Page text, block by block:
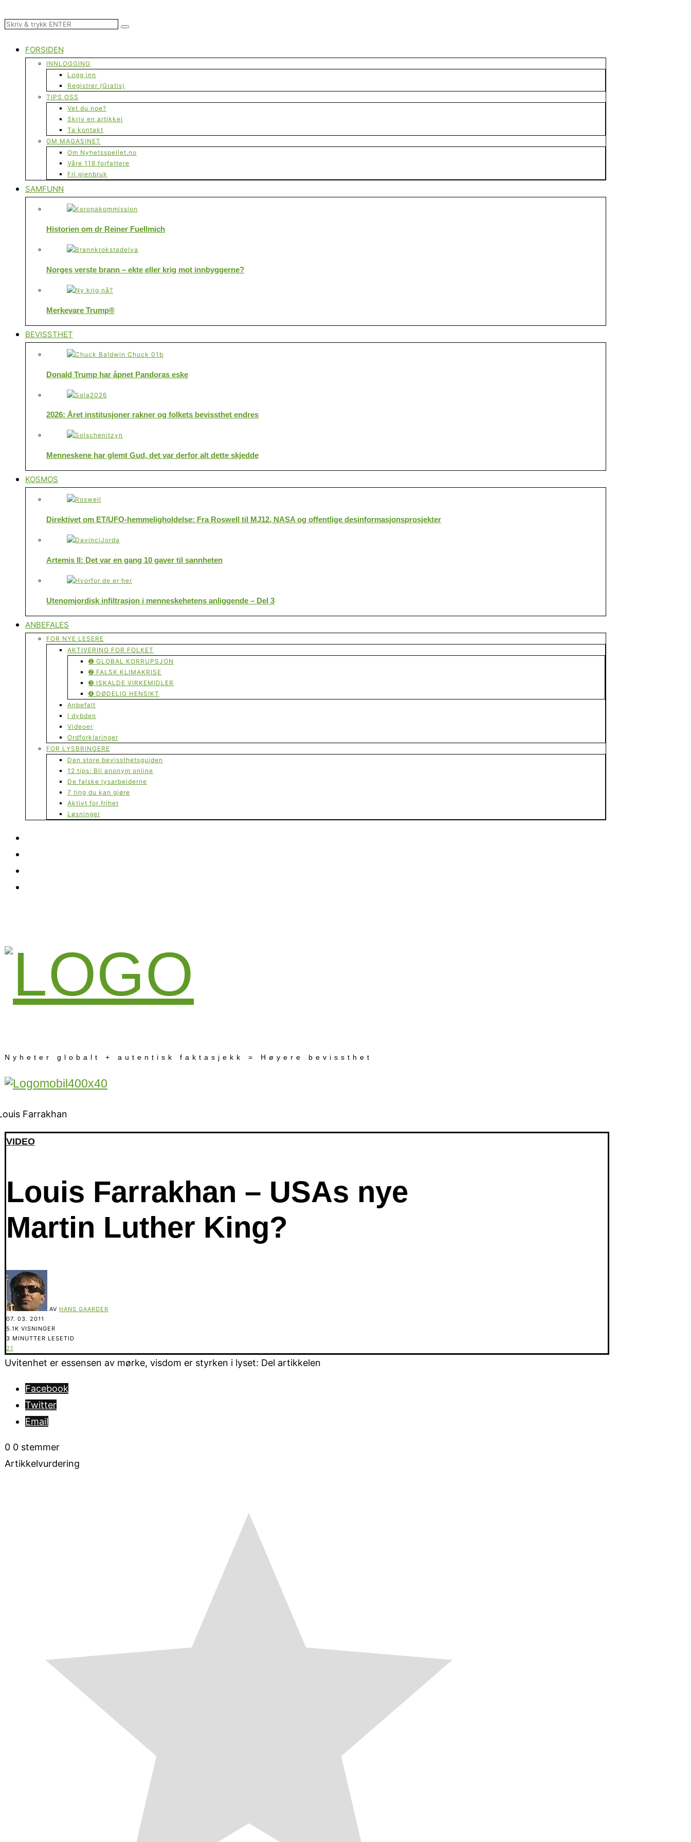
FORSIDEN
INNLOGGING
Logg inn
Registrer (Gratis)
TIPS OSS
Vet du noe?
Skriv en artikkel
Ta kontakt
OM MAGASINET
Om Nyhetsspeilet.no
Våre 118 forfattere
Fri gjenbruk
SAMFUNN
Historien om dr Reiner Fuellmich
Norges verste brann – ekte eller krig mot innbyggerne?
Merkevare Trump®
BEVISSTHET
Donald Trump har åpnet Pandoras eske
2026: Året institusjoner rakner og folkets bevissthet endres
Menneskene har glemt Gud, det var derfor alt dette skjedde
KOSMOS
Direktivet om ET/UFO-hemmeligholdelse: Fra Roswell til MJ12, NASA og offentlige desinformasjonsprosjekter
Artemis II: Det var en gang 10 gaver til sannheten
Utenomjordisk infiltrasjon i menneskehetens anliggende – Del 3
ANBEFALES
FOR NYE LESERE
AKTIVERING FOR FOLKET
➊ GLOBAL KORRUPSJON
➋ FALSK KLIMAKRISE
➌ ISKALDE VIRKEMIDLER
➍ DØDELIG HENSIKT
Anbefalt
I dybden
Videoer
Ordforklaringer
FOR LYSBRINGERE
Den store bevissthetsguiden
12 tips: Bli anonym online
De falske lysarbeiderne
7 ting du kan gjøre
Aktivt for frihet
Løsninger
Nyheter globalt + autentisk faktasjekk = Høyere bevissthet
VIDEO
Louis Farrakhan – USAs nye
Martin Luther King?
AV HANS GAARDER
07. 03. 2011
5.1K VISNINGER
3 MINUTTER LESETID
21
Uvitenhet er essensen av mørke, visdom er styrken i lyset: Del artikkelen
Facebook
Twitter
Email
0 0 stemmer
Artikkelvurdering